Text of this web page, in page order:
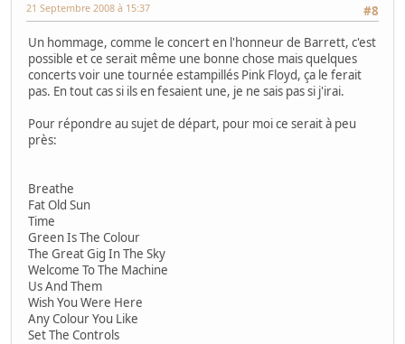
#8
21 Septembre 2008 à 15:37
Un hommage, comme le concert en l'honneur de Barrett, c'est
possible et ce serait même une bonne chose mais quelques
concerts voir une tournée estampillés Pink Floyd, ça le ferait
pas. En tout cas si ils en fesaient une, je ne sais pas si j'irai.
Pour répondre au sujet de départ, pour moi ce serait à peu
près:
Breathe
Fat Old Sun
Time
Green Is The Colour
The Great Gig In The Sky
Welcome To The Machine
Us And Them
Wish You Were Here
Any Colour You Like
Set The Controls